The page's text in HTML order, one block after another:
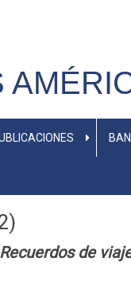
Recuerdos de